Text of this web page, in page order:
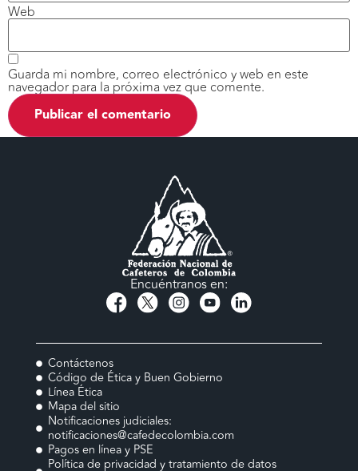
Web
Guarda mi nombre, correo electrónico y web en este
navegador para la próxima vez que comente.
Encuéntranos en:
Contáctenos
Código de Ética y Buen Gobierno
Línea Ética
Mapa del sitio
Notificaciones judiciales:
notificaciones@cafedecolombia.com
Pagos en línea y PSE
Política de privacidad y tratamiento de datos